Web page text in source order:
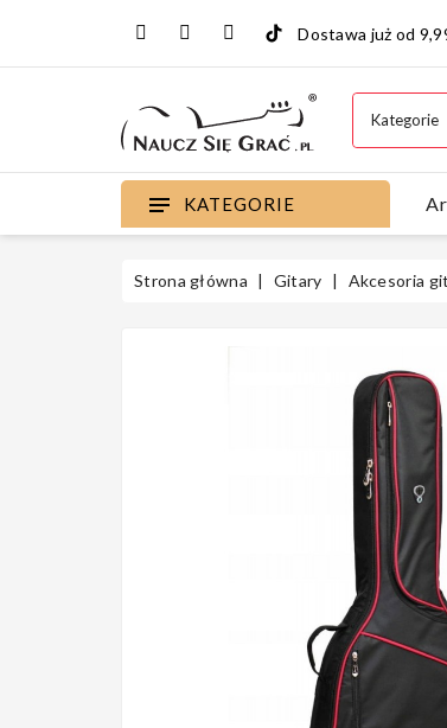
Dostawa już od
KATEGORIE
Strona główna Gitary Akcesoria